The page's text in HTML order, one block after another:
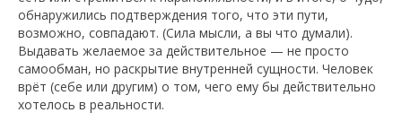
обнаружились подтверждения того, что эти пути,
возможно, совпадают. (Сила мысли, а вы что думали).
Выдавать желаемое за действительное — не просто
самообман, но раскрытие внутренней сущности. Человек
врёт (себе или другим) о том, чего ему бы действительно
хотелось в реальности.